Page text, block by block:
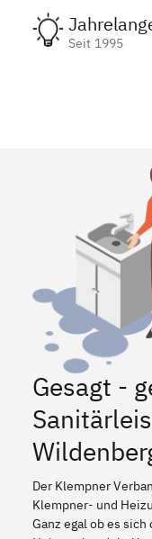
Seit 1995
Gesagt -
Der Klempner
Klempner- und
Ganz egal ob es